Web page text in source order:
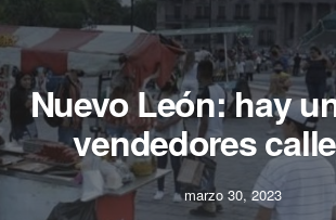
Nuevo León: hay
vendedores
marzo 30, 2023